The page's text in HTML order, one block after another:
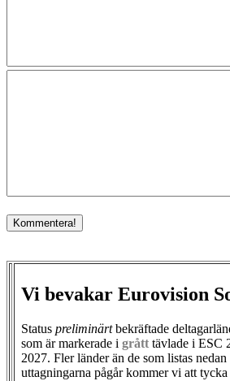
Vi bevakar Eurovision
Status preliminärtbekräftade
som är markerade i grått tävlade i ESC
2027. Fler länder än de som listas nedan
uttagningarna pågår kommer vi att